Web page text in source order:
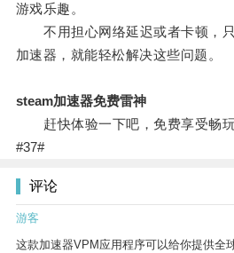
游戏乐趣。
不用担心网络延迟或者卡顿，只
加速器，就能轻松解决这些问题。
steam加速器免费雷神
赶快体验一下吧，免费享受畅玩
#37#
评论
游客
这款加速器VPM应用程序可以给你提供全